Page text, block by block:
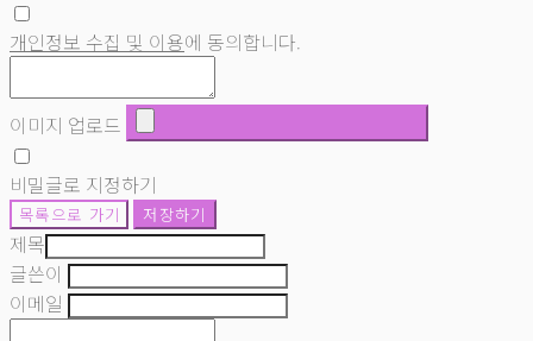
개인정보 수집 및 이용에 동의합니다.
이미지 업로드
비밀글로 지정하기
목록으로 가기 저장하기
제목
글쓴이
이메일